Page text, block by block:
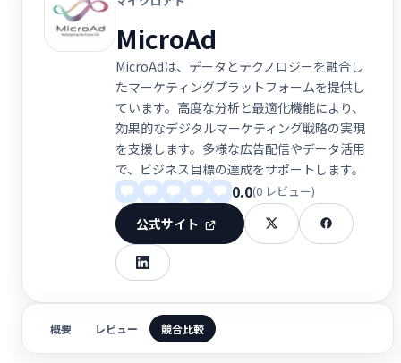
MicroAd
MicroAdは、データとテクノロジーを融合し
たマーケティングプラットフォームを提供し
ています。高度な分析と最適化機能により、
効果的なデジタルマーケティング戦略の実現
を支援します。多様な広告配信やデータ活用
で、ビジネス目標の達成をサポートします。
0.0(0 レビュー)
公式サイト
概要 レビュー 競合比較